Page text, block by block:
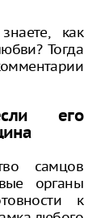
как
Тогда
его
самцов
органы
к